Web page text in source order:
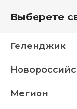
диваны
Выберете
Геленджик
Мегион